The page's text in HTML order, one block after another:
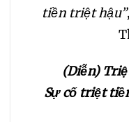
102 103
108 109
tiền triệt hậu”
(Diễn)
Sự cố triệt